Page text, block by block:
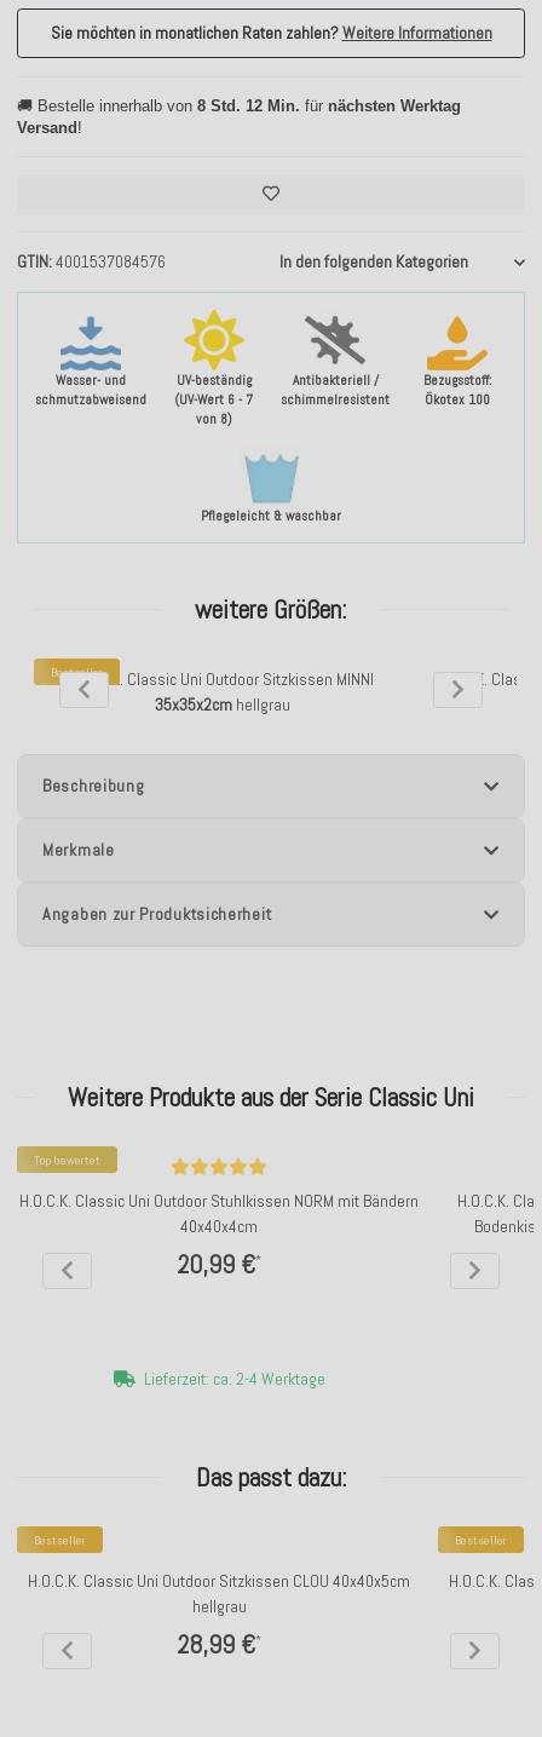
Wasser- und
schmutzabweisend
UV-beständig
(UV-Wert 6 - 7
von 8)
Antibakteriell /
schimmelresistent
Bezugsstoff:
Ökotex 100
Pflegeleicht & waschbar
GTIN 4001537084576 In den folgenden Kategorien
Sie möchten in monatlichen Raten zahlen?Weitere Informationen
🚚 Bestelle innerhalb von 8 Std. 12 Min. für nächsten Werktag
Versand!
weitere Größen:
Bestseller
H.O.C.K. Classic Uni Outdoor Sitzkissen MINNI
35x35x2cmhellgrau
H.O.C.K.
Beschreibung
Merkmale
Angaben zur Produktsicherheit
Weitere Produkte aus der Serie Classic Uni
Top bewertet
H.O.C.K. Classic Uni Outdoor Stuhlkissen NORM mit Bändern
40x40x4cm
20,99 €*
Lieferzeit: ca. 2-4 Werktage
H.O.C.K.
Das passt dazu:
Bestseller
H.O.C.K. Classic Uni Outdoor Sitzkissen CLOU 40x40x5cm
hellgrau
28,99 €*
Bestseller
H.O.C.K.